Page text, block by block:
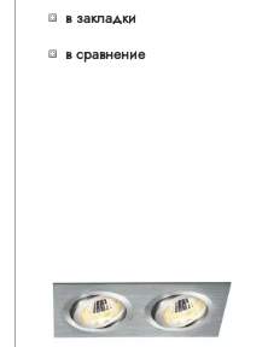
в закладки
в сравнение